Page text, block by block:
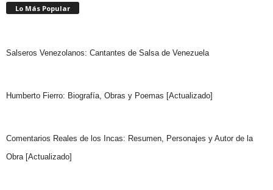
Lo Más Popular
Salseros Venezolanos: Cantantes de Salsa de Venezuela
Humberto Fierro: Biografía, Obras y Poemas [Actualizado]
Comentarios Reales de los Incas: Resumen, Personajes y Autor de la
Obra [Actualizado]